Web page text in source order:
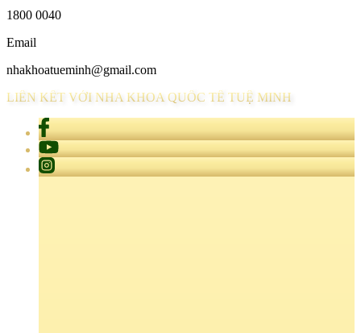
1800 0040
Email
nhakhoatueminh@gmail.com
LIÊN KẾT VỚI NHA KHOA QUỐC TẾ TUỆ MINH